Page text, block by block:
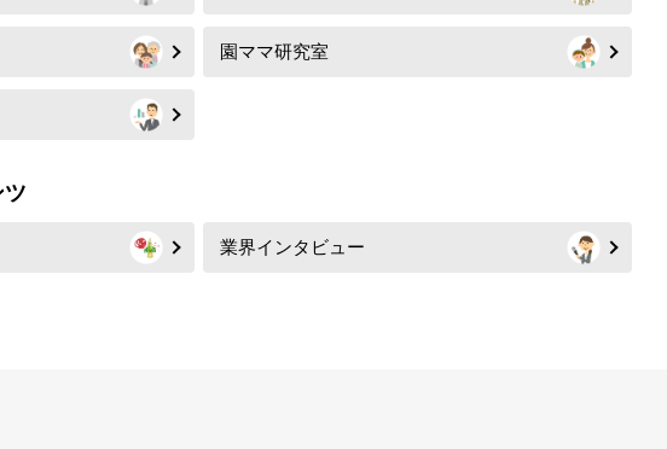
園ママ研究室
業界インタビュー